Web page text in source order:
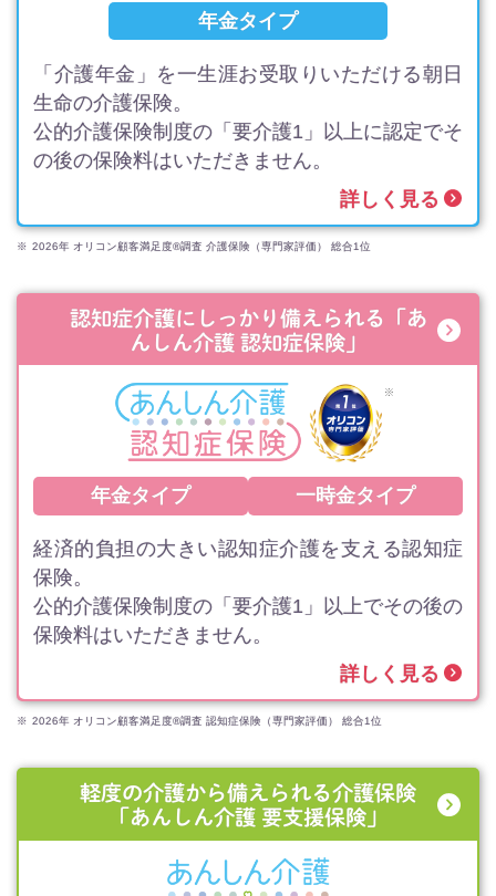
年金タイプ
「介護年金」を一生涯お受取りいただける朝日
生命の介護保険。
公的介護保険制度の「要介護1」以上に認定でそ
の後の保険料はいただきません。
詳しく見る
※ 2026年 オリコン顧客満足度®調査 介護保険（専門家評価） 総合1位
認知症介護にしっかり備えられる 「あ
んしん介護 認知症保険」
年金タイプ 一時金タイプ
経済的負担の大きい認知症介護を支える認知症
保険。
公的介護保険制度の「要介護1」以上でその後の
保険料はいただきません。
詳しく見る
※ 2026年 オリコン顧客満足度®調査 認知症保険（専門家評価） 総合1位
軽度の介護から備えられる介護保険
「あんしん介護 要支援保険」